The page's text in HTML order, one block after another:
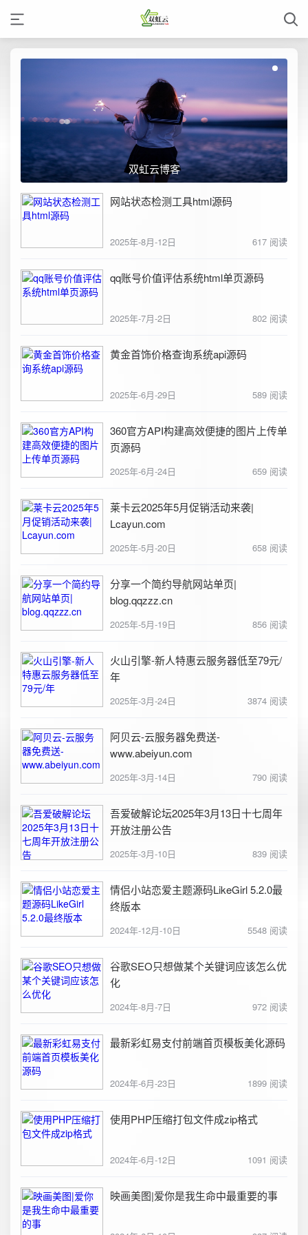
双虹云博客
网站状态检测工具html源码
2025年-8月-12日 617 阅读
qq账号价值评估系统html单页源码
2025年-7月-2日 802 阅读
黄金首饰价格查询系统api源码
2025年-6月-29日 589 阅读
360官方API构建高效便捷的图片上传单
页源码
2025年-6月-24日 659 阅读
莱卡云2025年5月促销活动来袭|
Lcayun.com
2025年-5月-20日 658 阅读
分享一个简约导航网站单页|
blog.qqzzz.cn
2025年-5月-19日 856 阅读
火山引擎-新人特惠云服务器低至79元/
年
2025年-3月-24日 3874 阅读
阿贝云-云服务器免费送-
www.abeiyun.com
2025年-3月-14日 790 阅读
吾爱破解论坛2025年3月13日十七周年
开放注册公告
2025年-3月-10日 839 阅读
情侣小站恋爱主题源码LikeGirl 5.2.0最
终版本
2024年-12月-10日 5548 阅读
谷歌SEO只想做某个关键词应该怎么优
化
2024年-8月-7日 972 阅读
最新彩虹易支付前端首页模板美化源码
2024年-6月-23日 1899 阅读
使用PHP压缩打包文件成zip格式
2024年-6月-12日 1091 阅读
映画美图|爱你是我生命中最重要的事